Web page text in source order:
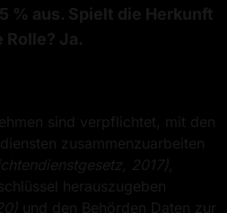
% aus. Spielt die Herkunft
Rolle? Ja.
sind verpflichtet, mit den
zusammenzuarbeiten
2017),
herauszugeben
und den Behörden Daten zur